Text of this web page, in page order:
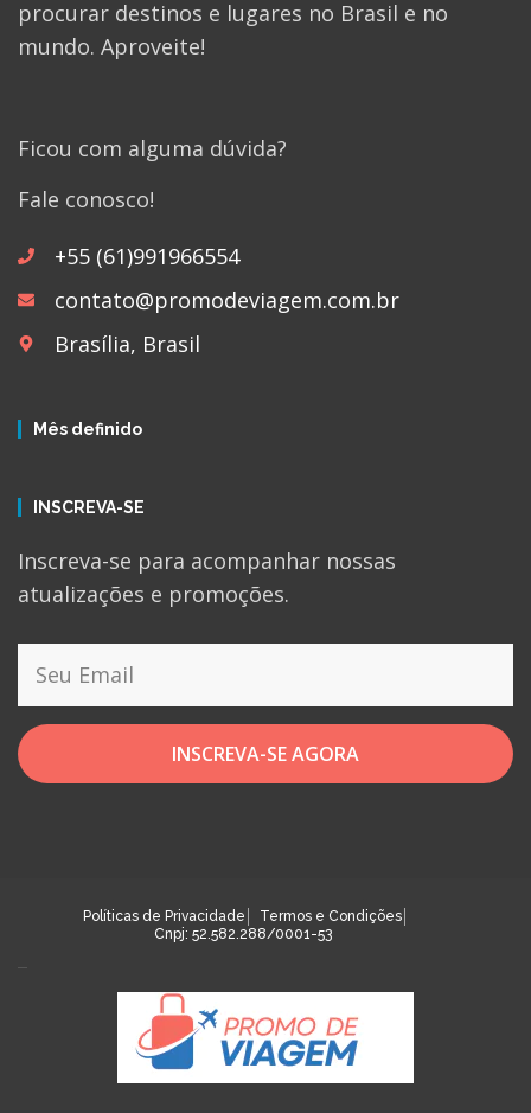
procurar destinos e lugares no Brasil e no
mundo. Aproveite!
Ficou com alguma dúvida?
Fale conosco!
+55 (61)991966554
contato@promodeviagem.com.br
Brasília, Brasil
Mês definido
INSCREVA-SE
Inscreva-se para acompanhar nossas
atualizações e promoções.
INSCREVA-SE AGORA
Políticas de Privacidade
Termos e Condições
Cnpj: 52.582.288/0001-53